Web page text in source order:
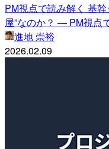
PM視点で読み解く 基
屋”なのか？ — PM視点
進地 崇裕
2026.02.09